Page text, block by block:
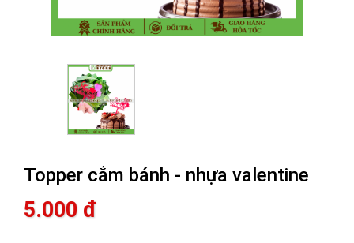
Topper cắm bánh - nhựa valentine
5.000 đ